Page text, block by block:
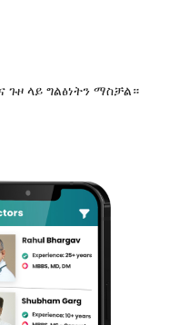
ላይ ግልፅነትን ማስቻል።